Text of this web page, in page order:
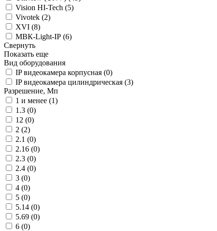
Vision HI-Tech (5)
Vivotek (2)
XVI (8)
МВК-Light-IP (6)
Свернуть
Показать еще
Вид оборудования
IP видеокамера корпусная (0)
IP видеокамера цилиндрическая (3)
Разрешение, Мп
1 и менее (1)
1.3 (0)
12 (0)
2 (2)
2.1 (0)
2.16 (0)
2.3 (0)
2.4 (0)
3 (0)
4 (0)
5 (0)
5.14 (0)
5.69 (0)
6 (0)